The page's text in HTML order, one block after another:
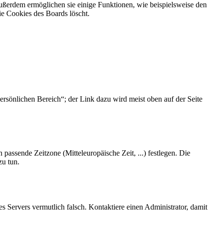
ermöglichen sie einige Funktionen, wie beispielsweise den
Cookies des Boards löscht.
Bereich“; der Link dazu wird meist oben auf der Seite
Zeitzone (Mitteleuropäische Zeit, ...) festlegen. Die
tun.
Servers vermutlich falsch. Kontaktiere einen Administrator, damit